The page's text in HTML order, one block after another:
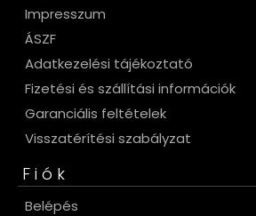
Impresszum
ÁSZF
Adatkezelési tájékoztató
Fizetési és szállítási információk
Garanciális feltételek
Visszatérítési szabályzat
Fiók
Belépés